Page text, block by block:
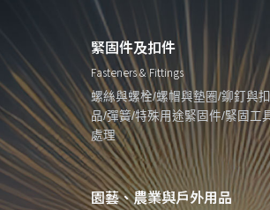
緊固件及扣件
Fasteners & Fittings
螺絲與螺栓/螺帽與墊圈/鉚釘與
品/彈簧/特殊用途緊固件/緊固工
處理
園藝、農業與戶外用品